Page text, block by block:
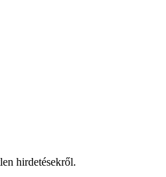
hirdetésekről.